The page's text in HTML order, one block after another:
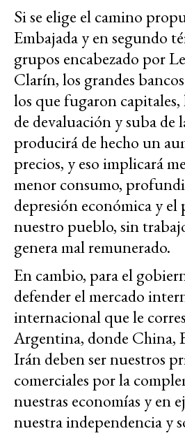
Si se elige el camino
Embajada y en segundo
grupos encabezado por
Clarín, los grandes
los que fugaron
de devaluación y suba de
producirá de hecho un
precios, y eso implicará
menor consumo,
depresión económica y el
nuestro pueblo, sin
genera mal remunerado.
En cambio, para el
defender el mercado
internacional que le
Argentina, donde China,
Irán deben ser nuestros
comerciales por la
nuestras economías y en
nuestra independencia y